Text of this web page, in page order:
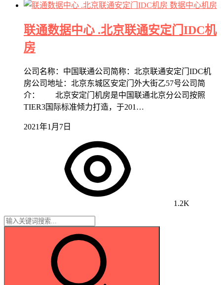
数据中心机房
联通数据中心 .北京联通安定门IDC机
房
公司名称：中国联通公司简称：北京联通安定门IDC机
房公司地址：北京东城区安定门外大街乙57号公司简
介： 北京安定门机房是中国联通北京分公司按照
TIER3国际标准倾力打造，于201…
2021年1月7日
1.2K